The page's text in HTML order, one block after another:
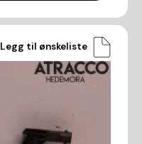
Legg til ønskeliste